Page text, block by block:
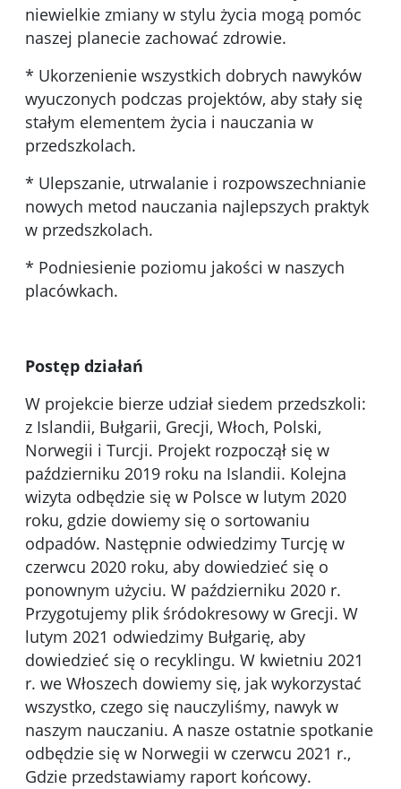
niewielkie zmiany w stylu życia mogą pomóc
naszej planecie zachować zdrowie.
* Ukorzenienie wszystkich dobrych nawyków
wyuczonych podczas projektów, aby stały się
stałym elementem życia i nauczania w
przedszkolach.
* Ulepszanie, utrwalanie i rozpowszechnianie
nowych metod nauczania najlepszych praktyk
w przedszkolach.
* Podniesienie poziomu jakości w naszych
placówkach.
Postęp działań
W projekcie bierze udział siedem przedszkoli:
z Islandii, Bułgarii, Grecji, Włoch, Polski,
Norwegii i Turcji. Projekt rozpoczął się w
październiku 2019 roku na Islandii. Kolejna
wizyta odbędzie się w Polsce w lutym 2020
roku, gdzie dowiemy się o sortowaniu
odpadów. Następnie odwiedzimy Turcję w
czerwcu 2020 roku, aby dowiedzieć się o
ponownym użyciu. W październiku 2020 r.
Przygotujemy plik śródokresowy w Grecji. W
lutym 2021 odwiedzimy Bułgarię, aby
dowiedzieć się o recyklingu. W kwietniu 2021
r. we Włoszech dowiemy się, jak wykorzystać
wszystko, czego się nauczyliśmy, nawyk w
naszym nauczaniu. A nasze ostatnie spotkanie
odbędzie się w Norwegii w czerwcu 2021 r.,
Gdzie przedstawiamy raport końcowy.